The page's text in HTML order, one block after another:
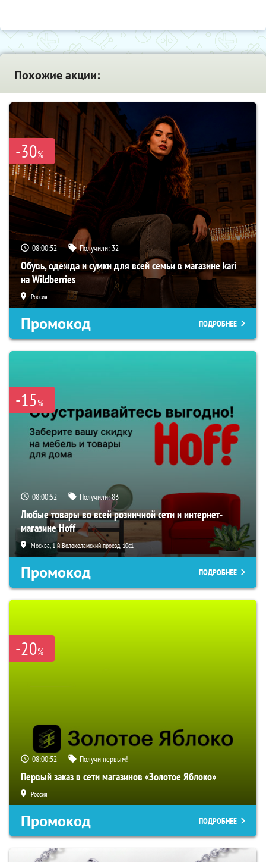
Похожие акции:
-30%
08:00:52 Получили: 32
Обувь, одежда и сумки для всей семьи в магазине kari
на Wildberries
Россия
Промокод ПОДРОБНЕЕ
-15%
08:00:52 Получили:83
Любые товары во всей розничной сети и интернет-
магазине Hoff
Москва, 1-й Волоколамский проезд, 10с1
Промокод ПОДРОБНЕЕ
-20%
08:00:52 Получи первым!
Первый заказ в сети магазинов «Золотое Яблоко»
Россия
Промокод ПОДРОБНЕЕ